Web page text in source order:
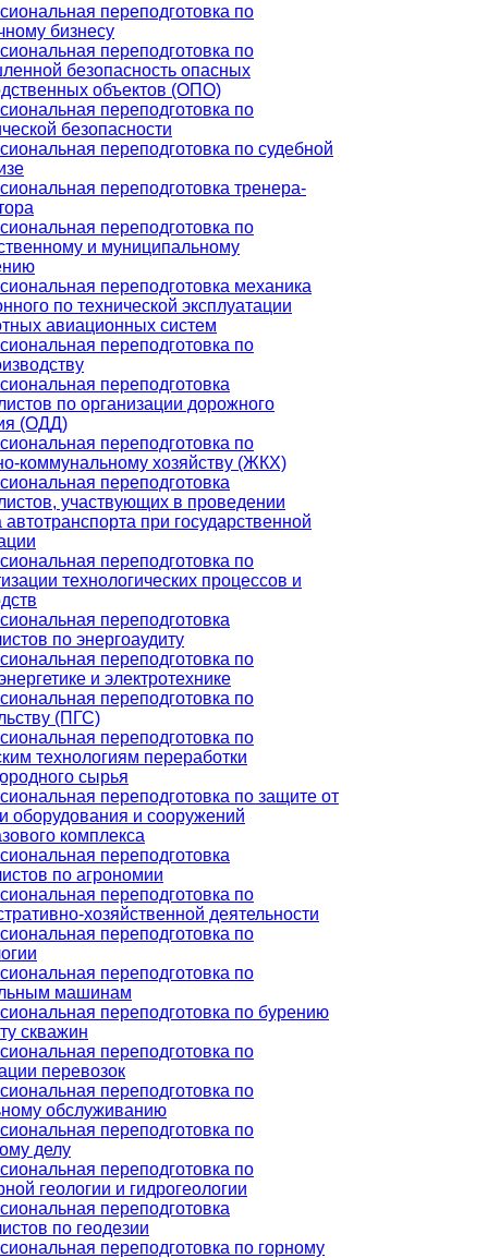
переподготовка по
бизнесу
переподготовка по
безопасность опасных
объектов (ОПО)
переподготовка по
безопасности
переподготовка по судебной
переподготовка тренера-
переподготовка по
и муниципальному
переподготовка механика
по технической эксплуатации
авиационных систем
переподготовка по
переподготовка
по организации дорожного
(ОДД)
переподготовка по
коммунальному хозяйству (ЖКХ)
переподготовка
участвующих в проведении
при государственной
переподготовка по
технологических процессов и
переподготовка
по энергоаудиту
переподготовка по
и электротехнике
переподготовка по
(ПГС)
переподготовка по
технологиям переработки
сырья
переподготовка по защите от
оборудования и сооружений
комплекса
переподготовка
по агрономии
переподготовка по
хозяйственной деятельности
переподготовка по
переподготовка по
машинам
переподготовка по бурению
скважин
переподготовка по
перевозок
переподготовка по
обслуживанию
переподготовка по
делу
переподготовка по
геологии и гидрогеологии
переподготовка
по геодезии
переподготовка по горному